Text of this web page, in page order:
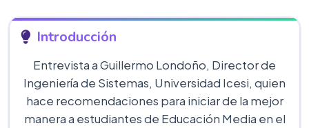
Introducción
Entrevista a Guillermo Londoño, Director de
Ingeniería de Sistemas, Universidad Icesi, quien
hace recomendaciones para iniciar de la mejor
manera a estudiantes de Educación Media en el